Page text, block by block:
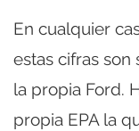
En cualquier
estas cifras son
la propia Ford.
propia EPA la